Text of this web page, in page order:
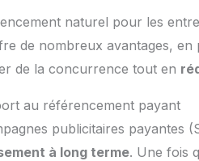
naturel pour les
de nombreux avantages,
de la concurrence tout en
au référencement payant
publicitaires payantes
à long terme. Une fois